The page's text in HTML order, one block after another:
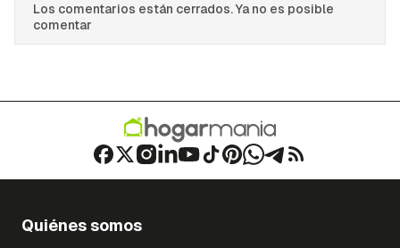
Los comentarios están cerrados. Ya no es posible
comentar
Quiénes somos